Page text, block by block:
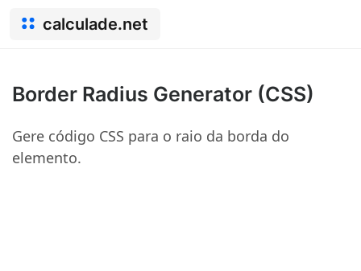
calculade.net
Border Radius Generator (CSS)
Gere código CSS para o raio da borda do
elemento.